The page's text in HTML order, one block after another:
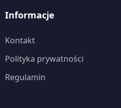
Informacje
Kontakt
Polityka prywatności
Regulamin